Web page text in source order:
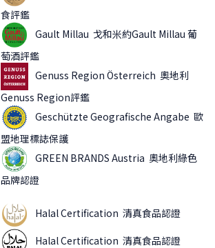
食評鑑
Gault Millau 戈和米約Gault Millau 葡
萄酒評鑑
Genuss Region Österreich 奧地利
Genuss Region評鑑
Geschützte Geografische Angabe 歐
盟地理標誌保護
GREEN BRANDS Austria 奧地利綠色
品牌認證
Halal Certification 清真食品認證
Halal Certification 清真食品認證